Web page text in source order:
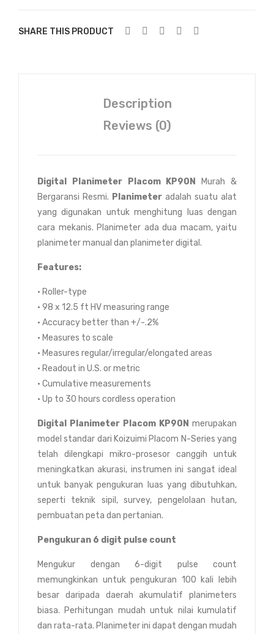
SHARE THIS PRODUCT
Description
Reviews (0)
Digital Planimeter Placom KP90N
Murah &
Bergaransi Resmi. Planimeter adalah suatu alat
yang digunakan untuk menghitung luas dengan
cara mekanis. Planimeter ada dua macam, yaitu
planimeter manual dan planimeter digital.
Features:
• Roller-type
• 98 x 12.5 ft HV measuring range
• Accuracy better than +/-.2%
• Measures to scale
• Measures regular/irregular/elongated areas
• Readout in U.S. or metric
• Cumulative measurements
• Up to 30 hours cordless operation
Digital Planimeter Placom KP90N merupakan
model standar dari Koizuimi Placom N-Series yang
telah dilengkapi mikro-prosesor canggih untuk
meningkatkan akurasi, instrumen ini sangat ideal
untuk banyak pengukuran luas yang dibutuhkan,
seperti teknik sipil, survey, pengelolaan hutan,
pembuatan peta dan pertanian.
Pengukuran 6 digit pulse count
Mengukur dengan 6-digit pulse count
memungkinkan untuk pengukuran 100 kali lebih
besar daripada daerah akumulatif planimeters
biasa. Perhitungan mudah untuk nilai kumulatif
dan rata-rata. Planimeter ini dapat dengan mudah